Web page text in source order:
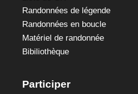
Randonnées de légende
Randonnées en boucle
Matériel de randonnée
Bibiliothèque
Participer